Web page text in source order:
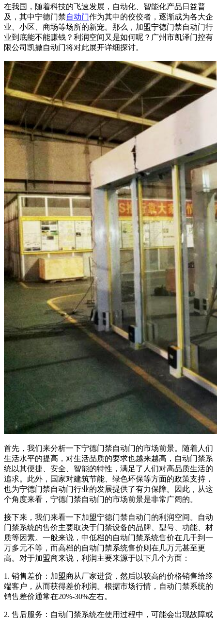
在我国，随着科技的飞速发展，自动化、智能化产品日益普
及，其中宁德门禁自动门作为其中的佼佼者，逐渐成为各大企
业、小区、商场等场所的新宠。那么，加盟宁德门禁自动门行
业到底能不能赚钱？利润空间又是如何呢？广州市凯泽门控有
限公司凯撒自动门将对此展开详细探讨。
首先，我们来分析一下宁德门禁自动门的市场前景。随着人们
生活水平的提高，对生活品质的要求也越来越高，自动门禁系
统以其便捷、安全、智能的特性，满足了人们对高品质生活的
追求。此外，国家对建筑节能、绿色环保等方面的政策支持，
也为宁德门禁自动门行业的发展提供了有力保障。因此，从这
个角度来看，宁德门禁自动门的市场前景是非常广阔的。
接下来，我们来看一下加盟宁德门禁自动门的利润空间。自动
门禁系统的售价主要取决于门禁设备的品牌、型号、功能、材
质等因素。一般来说，中低档的自动门禁系统售价在几千到一
万多元不等，而高档的自动门禁系统售价则在几万元甚至更
高。对于加盟商来说，利润主要来源于以下几个方面：
1. 销售差价：加盟商从厂家进货，然后以较高的价格销售给终
端客户，从而获得差价利润。根据市场行情，自动门禁系统的
销售差价通常在20%-30%左右。
2. 售后服务：自动门禁系统在使用过程中，可能会出现故障或